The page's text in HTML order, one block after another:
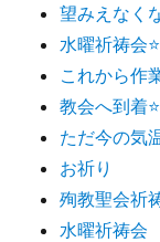
望みえなく
水曜祈祷会⭐️
これから作
教会へ到着⭐️
ただ今の気
お祈り
殉教聖会祈
水曜祈祷会